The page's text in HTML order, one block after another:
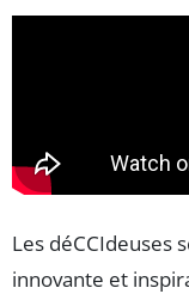
Les déCCIdeuses
innovante et